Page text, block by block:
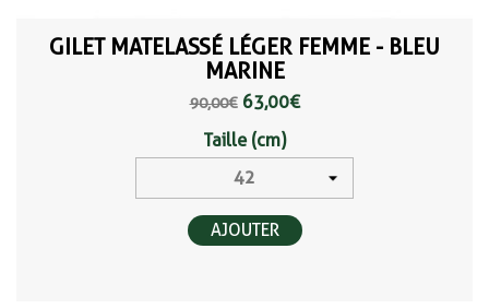
GILET MATELASSÉ LÉGER FEMME - BLEU
MARINE
90,00 € 63,00 €
Taille (cm)
AJOUTER